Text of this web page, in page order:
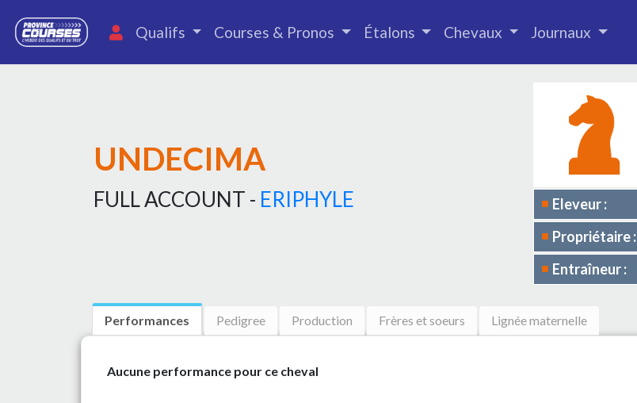
Qualifs Courses & Pronos Étalons Chevaux Journaux
UNDECIMA
FULL ACCOUNT - ERIPHYLE
Eleveur :
Propriétaire :
Entraîneur :
Performances Pedigree Production Frères et soeurs Lignée maternelle
Aucune performance pour ce cheval